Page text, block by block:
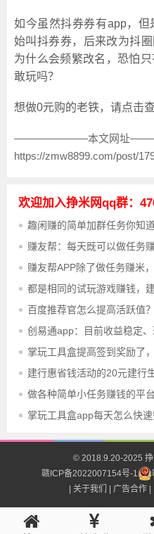
如今虽然抖券券有app，
始叫抖券券，后来改为抖
为什么会频繁改名，恐怕
敢玩吗？
想做0元购的老铁，请点击
———————本文网址
https://zmw8899.com/post/
欢迎加入挣米网qq群：
趣闲赚的简单加群任务你知
赚友帮：每天既可以做任务
赚友帮APP除了做任务赚米
都是相同的试玩游戏赚钱，
百度推荐官怎么提高活跃值
创易通app：目前收益稳定
掌玩工具盒提高签到奖励了
建行惠省钱活动的20元建行
做各种简单小任务赚钱的平
掌玩工具盒app每天怎么快
© 2018.9.20-2025
赣ICP备2022007154号-1
| 关于我们
| 广告合作